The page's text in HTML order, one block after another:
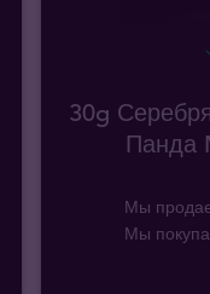
30g
Панда
Мы
Мы